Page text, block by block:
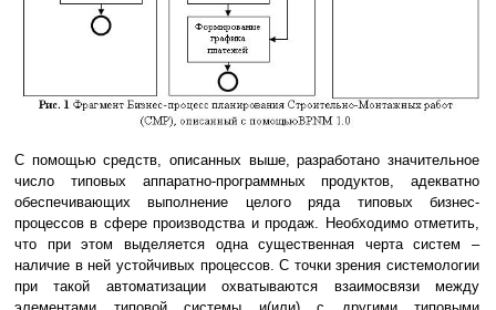
С помощью средств, описанных выше, разработано значительное
число типовых аппаратно-программных продуктов, адекватно
обеспечивающих выполнение целого ряда типовых бизнес-
процессов в сфере производства и продаж. Необходимо отметить,
что при этом выделяется одна существенная черта систем –
наличие в ней устойчивых процессов. С точки зрения системологии
при такой автоматизации охватываются взаимосвязи между